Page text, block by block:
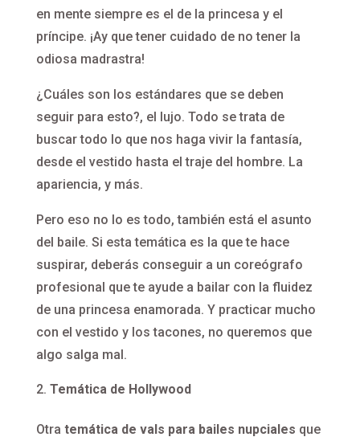
en mente siempre es el de la princesa y el
príncipe. ¡Ay que tener cuidado de no tener la
odiosa madrastra!
¿Cuáles son los estándares que se deben
seguir para esto?, el lujo. Todo se trata de
buscar todo lo que nos haga vivir la fantasía,
desde el vestido hasta el traje del hombre. La
apariencia, y más.
Pero eso no lo es todo, también está el asunto
del baile. Si esta temática es la que te hace
suspirar, deberás conseguir a un coreógrafo
profesional que te ayude a bailar con la fluidez
de una princesa enamorada. Y practicar mucho
con el vestido y los tacones, no queremos que
algo salga mal.
Temática de Hollywood
Otra temática de vals para bailes nupciales que